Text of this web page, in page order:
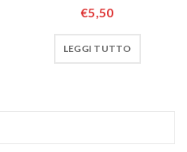
€5,50
LEGGI TUTTO